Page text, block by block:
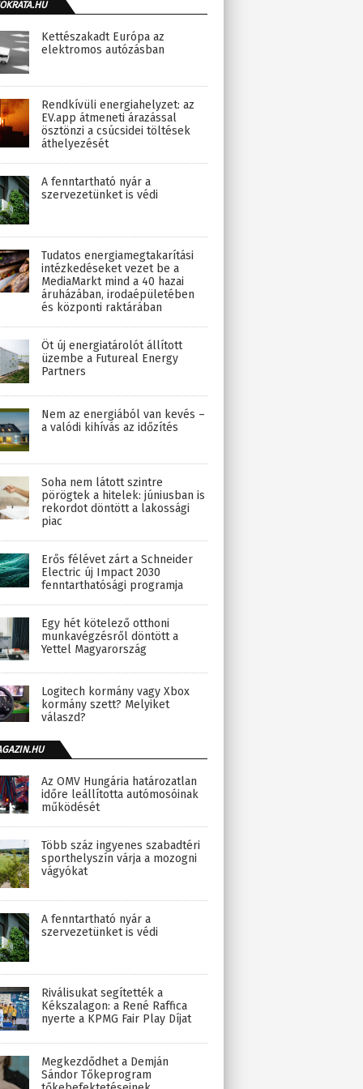
Kettészakadt Európa az
elektromos autózásban
Rendkívüli energiahelyzet: az
EV.app átmeneti árazással
ösztönzi a csúcsidei töltések
áthelyezését
A fenntartható nyár a
szervezetünket is védi
Tudatos energiamegtakarítási
intézkedéseket vezet be a
MediaMarkt mind a 40 hazai
áruházában, irodaépületében
és központi raktárában
Öt új energiatárolót állított
üzembe a Futureal Energy
Partners
Nem az energiából van kevés –
a valódi kihívás az időzítés
Soha nem látott szintre
pörögtek a hitelek: júniusban is
rekordot döntött a lakossági
piac
Erős félévet zárt a Schneider
Electric új Impact 2030
fenntarthatósági programja
Egy hét kötelező otthoni
munkavégzésről döntött a
Yettel Magyarország
Logitech kormány vagy Xbox
kormány szett? Melyiket
válaszd?
Az OMV Hungária határozatlan
időre leállította autómosóinak
működését
Több száz ingyenes szabadtéri
sporthelyszín várja a mozogni
vágyókat
A fenntartható nyár a
szervezetünket is védi
Riválisukat segítették a
Kékszalagon: a René Raffica
nyerte a KPMG Fair Play Díjat
Megkezdődhet a Demján
Sándor Tőkeprogram